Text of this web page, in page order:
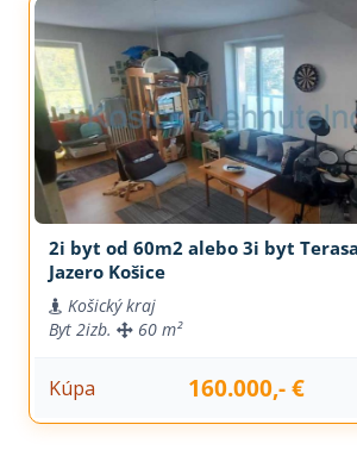
2i byt od 60m2 alebo 3i byt
Jazero Košice
Košický kraj
Byt 2izb. 60 m²
Kúpa 160.000,- €